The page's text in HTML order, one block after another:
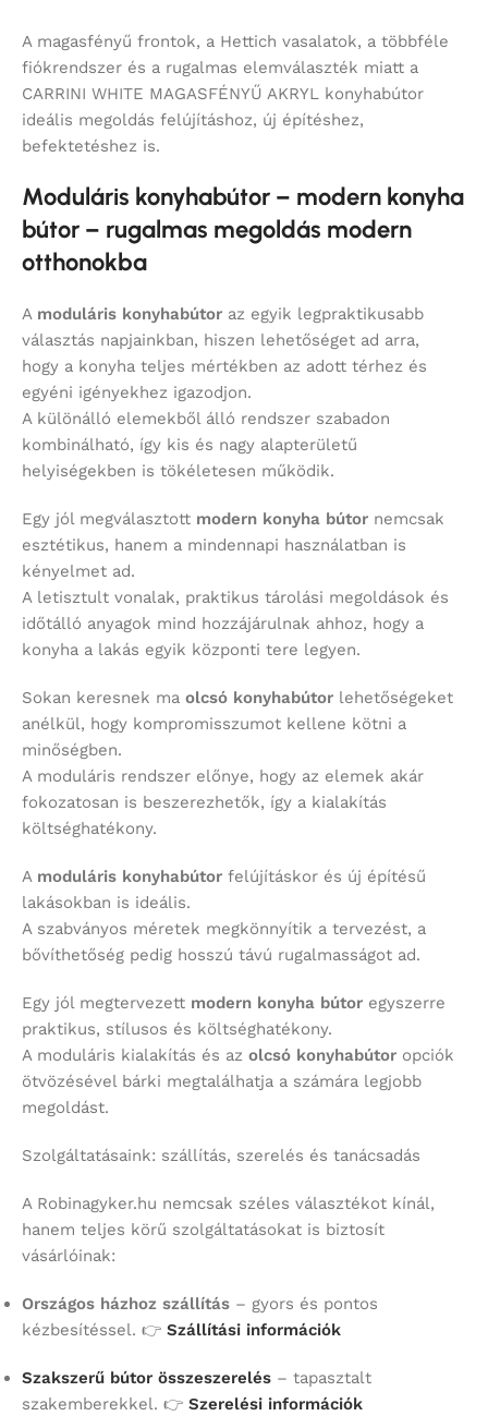
A magasfényű frontok, a Hettich vasalatok, a többféle
fiókrendszer és a rugalmas elemválaszték miatt a
CARRINI WHITE MAGASFÉNYŰ AKRYL konyhabútor
ideális megoldás felújításhoz, új építéshez,
befektetéshez is.
Moduláris konyhabútor – modern konyha
bútor – rugalmas megoldás modern
otthonokba
A moduláris konyhabútor az egyik legpraktikusabb
választás napjainkban, hiszen lehetőséget ad arra,
hogy a konyha teljes mértékben az adott térhez és
egyéni igényekhez igazodjon.
A különálló elemekből álló rendszer szabadon
kombinálható, így kis és nagy alapterületű
helyiségekben is tökéletesen működik.
Egy jól megválasztott modern konyha bútor nemcsak
esztétikus, hanem a mindennapi használatban is
kényelmet ad.
A letisztult vonalak, praktikus tárolási megoldások és
időtálló anyagok mind hozzájárulnak ahhoz, hogy a
konyha a lakás egyik központi tere legyen.
Sokan keresnek ma olcsó konyhabútor lehetőségeket
anélkül, hogy kompromisszumot kellene kötni a
minőségben.
A moduláris rendszer előnye, hogy az elemek akár
fokozatosan is beszerezhetők, így a kialakítás
költséghatékony.
A moduláris konyhabútor felújításkor és új építésű
lakásokban is ideális.
A szabványos méretek megkönnyítik a tervezést, a
bővíthetőség pedig hosszú távú rugalmasságot ad.
Egy jól megtervezett modern konyha bútor egyszerre
praktikus, stílusos és költséghatékony.
A moduláris kialakítás és az olcsó konyhabútor opciók
ötvözésével bárki megtalálhatja a számára legjobb
megoldást.
Szolgáltatásaink: szállítás, szerelés és tanácsadás
A Robinagyker.hu nemcsak széles választékot kínál,
hanem teljes körű szolgáltatásokat is biztosít
vásárlóinak:
Országos házhoz szállítás – gyors és pontos
kézbesítéssel. 👉 Szállítási információk
Szakszerű bútor összeszerelés – tapasztalt
szakemberekkel. 👉 Szerelési információk